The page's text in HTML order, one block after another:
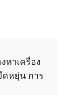
หาเครื่อง
ดหยุ่น การ